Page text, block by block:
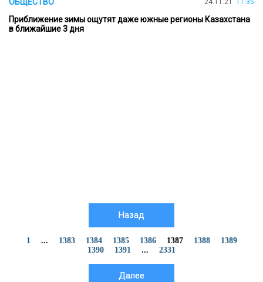
ОБЩЕСТВО 24.11.21 11:35
Приближение зимы ощутят даже южные регионы Казахстана
в ближайшие 3 дня
Назад
1 ... 1383 1384 1385 1386 1387 1388
1389
1390
1391 ... 2331
Далее